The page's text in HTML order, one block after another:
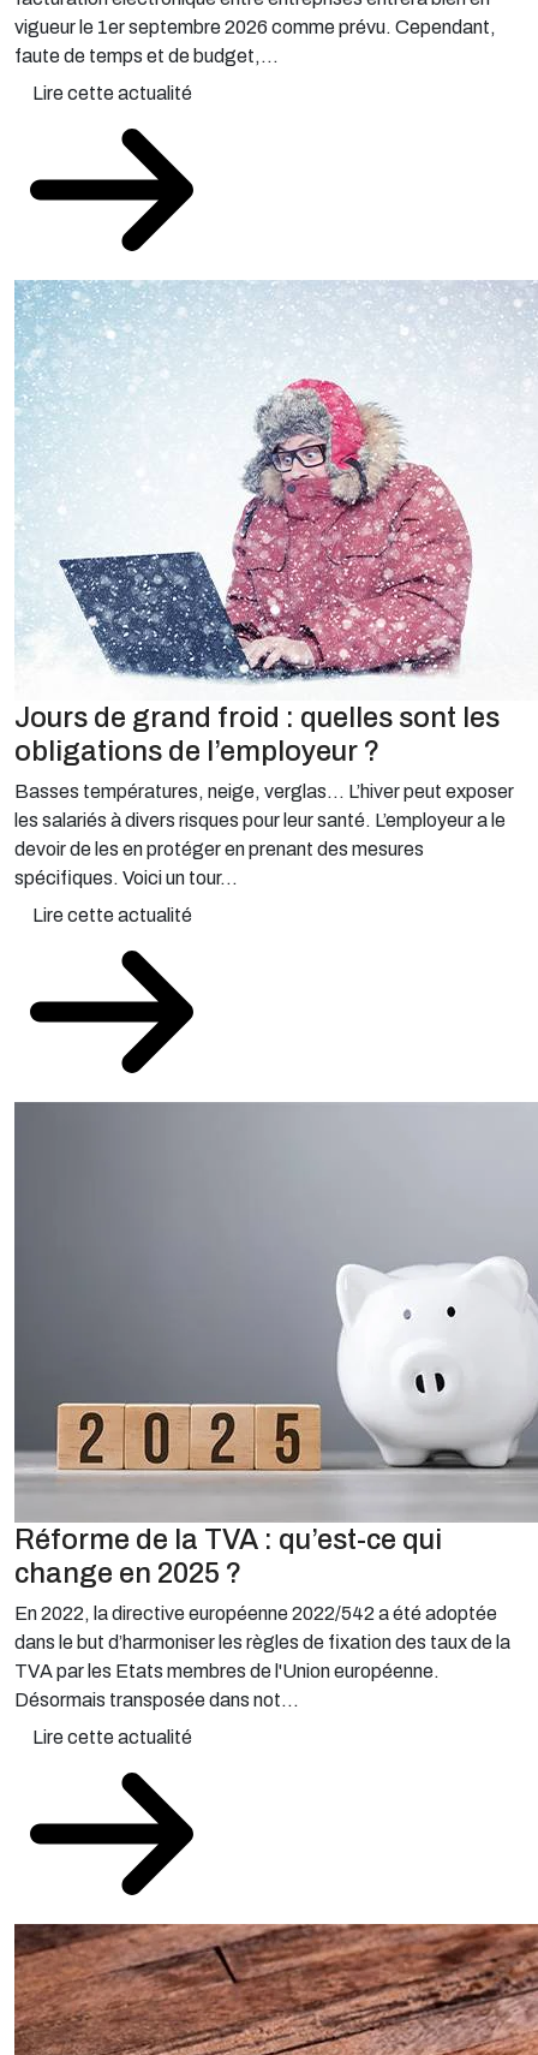
vigueur le 1er septembre 2026 comme prévu. Cependant,
faute de temps et de budget,...
Lire cette actualité
Jours de grand froid : quelles sont les
obligations de l’employeur ?
Basses températures, neige, verglas… L’hiver peut exposer
les salariés à divers risques pour leur santé. L’employeur a le
devoir de les en protéger en prenant des mesures
spécifiques. Voici un tour...
Lire cette actualité
Réforme de la TVA : qu’est-ce qui
change en 2025 ?
En 2022, la directive européenne 2022/542 a été adoptée
dans le but d’harmoniser les règles de fixation des taux de la
TVA par les Etats membres de l'Union européenne.
Désormais transposée dans not...
Lire cette actualité